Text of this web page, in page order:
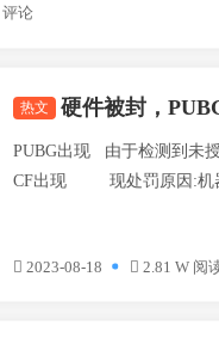
评论
技术方案
热文 硬件被封，PUBG
PUBG出现 由于检测到未
CF出现 现处罚原因:机
2023-08-18 2.81 W 阅